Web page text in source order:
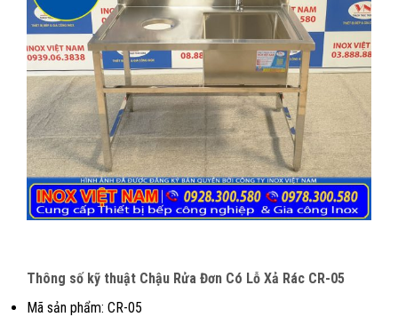
Thông số kỹ thuật Chậu Rửa Đơn Có Lỗ Xả Rác CR-05
Mã sản phẩm: CR-05